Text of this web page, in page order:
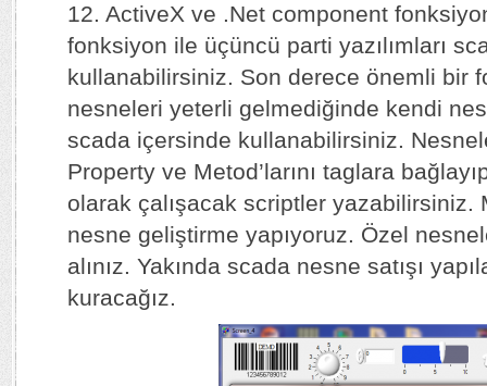
12. ActiveX ve .Net component
fonksiyon ile üçüncü parti yazılımları
kullanabilirsiniz. Son derece önemli bir
nesneleri yeterli gelmediğinde kendi
scada içersinde kullanabilirsiniz.
Property ve Metod’larını taglara
olarak çalışacak scriptler yazabilirsiniz.
nesne geliştirme yapıyoruz. Özel
alınız. Yakında scada nesne satışı
kuracağız.